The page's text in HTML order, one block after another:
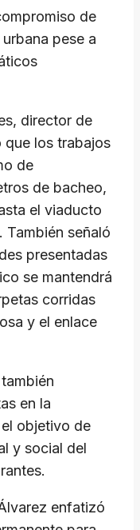
de
pese a
director de
que los trabajos
de
de bacheo,
el viaducto
También señaló
presentadas
se mantendrá
corridas
y el enlace
en la
objetivo de
y social del
enfatizó